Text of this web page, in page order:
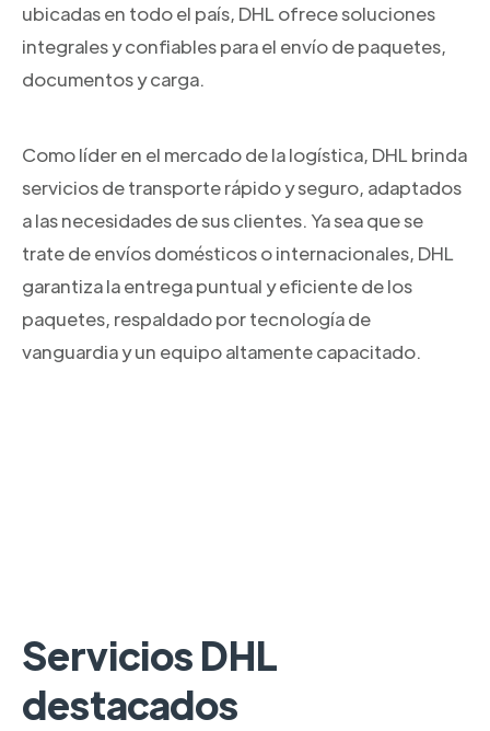
ubicadas en todo el país, DHL ofrece soluciones
integrales y confiables para el envío de paquetes,
documentos y carga.
Como líder en el mercado de la logística, DHL brinda
servicios de transporte rápido y seguro, adaptados
a las necesidades de sus clientes. Ya sea que se
trate de envíos domésticos o internacionales, DHL
garantiza la entrega puntual y eficiente de los
paquetes, respaldado por tecnología de
vanguardia y un equipo altamente capacitado.
Servicios DHL
destacados